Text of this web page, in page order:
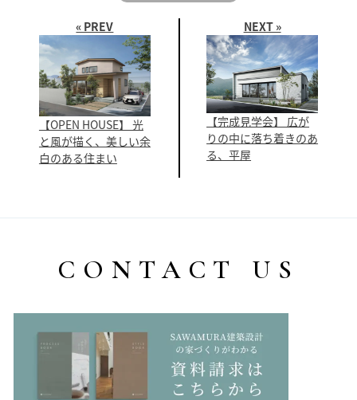
« PREV
【OPEN HOUSE】 光
と風が描く、美しい余
白のある住まい
NEXT »
【完成見学会】 広が
りの中に落ち着きのあ
る、平屋
CONTACT US